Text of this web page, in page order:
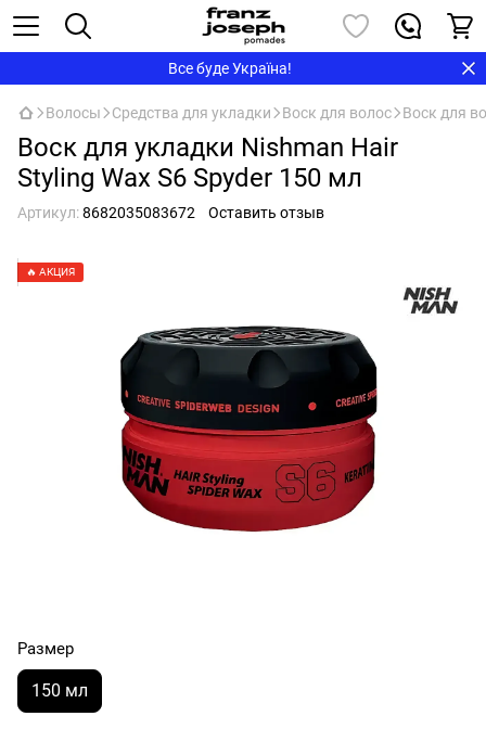
Все буде Україна!
Волосы Средства для укладки Воск для волос Воск для
Воск для укладки Nishman Hair
Styling Wax S6 Spyder 150 мл
Артикул:8682035083672 Оставить отзыв
🔥 АКЦИЯ
Размер
150 мл